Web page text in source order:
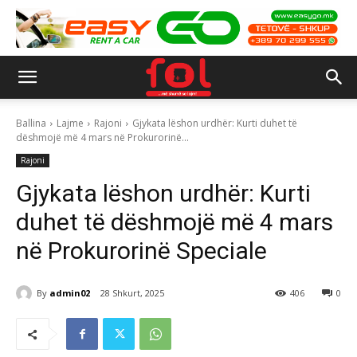
Ballina Lajme Rajoni
Gjykata lëshon urdhër: Kurti duhet të
dëshmojë më 4 mars në Prokurorinë...
Rajoni
Gjykata lëshon urdhër: Kurti
duhet të dëshmojë më 4 mars
në Prokurorinë Speciale
By admin02 28 Shkurt, 2025 0
406